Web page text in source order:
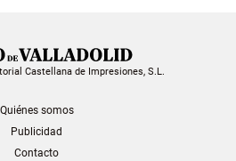
Castellana de Impresiones, S.L.
Quiénes somos
Publicidad
Contacto